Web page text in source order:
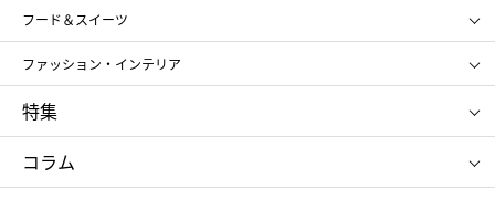
スポーツ・アウトドア
お中元
お歳暮
SHISEIDO
ポール&ジョー ボーテ
ジルスチュアート
NARS
RMK
クリニーク
SK-Ⅱ
フード＆スイーツ
アンリ・シャルパンティエ
ゴディバ
新宿高野
たねや
ねんりん家
ファッション・インテリア
ポロ ラルフ ローレン
タケオ キクチ
ママ＆キッズ
シュタイフ
特集
お中元
ひな人形
五月人形
コラム